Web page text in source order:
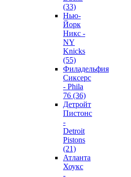
(33)
Нью-
Йорк
Никс -
NY
Knicks
(55)
Филадельфия
Сиксерс
- Phila
76 (36)
Детройт
Пистонс
-
Detroit
Pistons
(21)
Атланта
Хоукс
-